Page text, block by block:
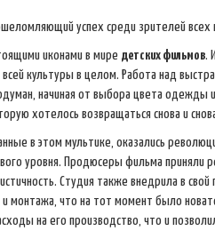
успех среди зрителей всех
иконами в мире детских фильмов.
культуры в целом. Работа над
начиная от выбора цвета одежды и
хотелось возвращаться снова и
в этом мультике, оказались
уровня. Продюсеры фильма приняли
Студия также внедрила в
монтажа, что на тот момент было
на его производство, что и